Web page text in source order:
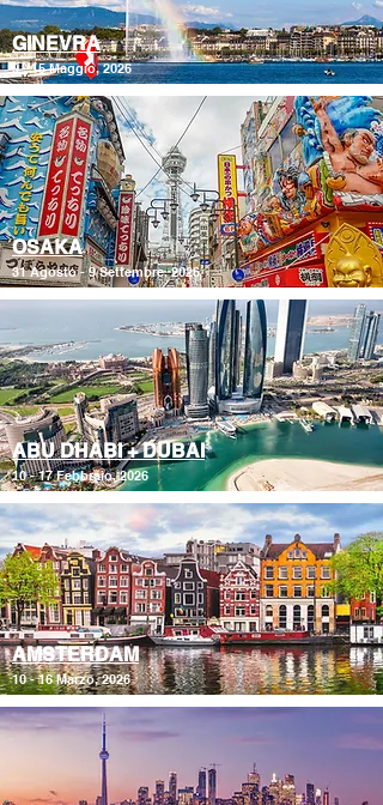
GINEVRA
9 - 15 Maggio, 2026
OSAKA
31 Agosto - 9 Settembre, 2026
ABU DHABI + DUBAI
10 - 17 Febbraio, 2026
AMSTERDAM
10 - 16 Marzo, 2026